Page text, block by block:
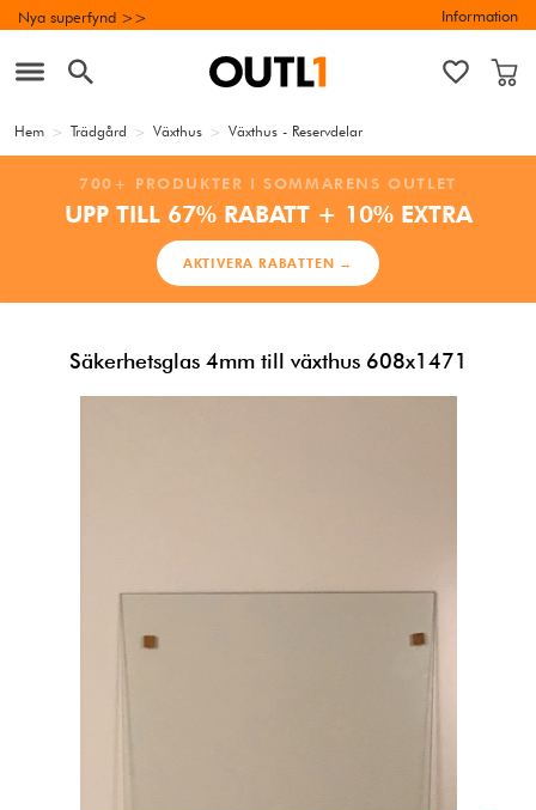
Nya superfynd >> Information
Hem > Trädgård > Växthus > Växthus - Reservdelar
700+ PRODUKTER I SOMMARENS OUTLET
UPP TILL 67% RABATT + 10% EXTRA
AKTIVERA RABATTEN →
Säkerhetsglas 4mm till växthus 608x1471